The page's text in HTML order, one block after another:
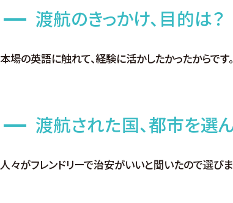
渡航のきっかけ、目的は？
本場の英語に触れて、経験に活かしたかったからです。
渡航された国、都市を選
人々がフレンドリーで治安がいいと聞いたので選びま